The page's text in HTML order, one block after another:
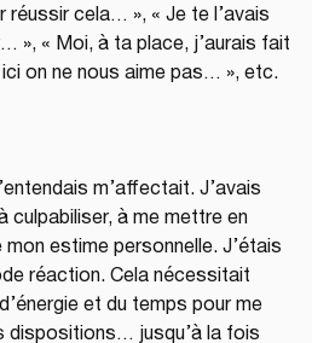
réussir cela… », « Je te l’avais
», « Moi, à ta place, j’aurais fait
on ne nous aime pas… », etc.
m’affectait. J’avais
culpabiliser, à me mettre en
estime personnelle. J’étais
réaction. Cela nécessitait
et du temps pour me
dispositions… jusqu’à la fois